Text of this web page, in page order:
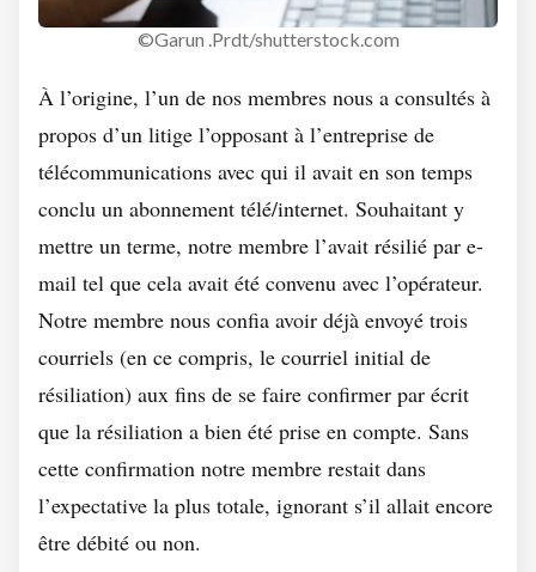
©Garun .Prdt/shutterstock.com
À l’origine, l’un de nos membres nous a consultés à
propos d’un litige l’opposant à l’entreprise de
télécommunications avec qui il avait en son temps
conclu un abonnement télé/internet. Souhaitant y
mettre un terme, notre membre l’avait résilié par e-
mail tel que cela avait été convenu avec l’opérateur.
Notre membre nous confia avoir déjà envoyé trois
courriels (en ce compris, le courriel initial de
résiliation) aux fins de se faire confirmer par écrit
que la résiliation a bien été prise en compte. Sans
cette confirmation notre membre restait dans
l’expectative la plus totale, ignorant s’il allait encore
être débité ou non.